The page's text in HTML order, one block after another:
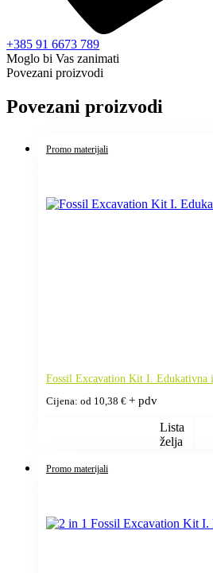
+385 91 6673 789
Moglo bi Vas zanimati
Povezani proizvodi
Povezani proizvodi
Promo materijali
Fossil Excavation Kit I. Edukativna
Cijena: od 10,38 € + pdv
Lista
želja
Promo materijali